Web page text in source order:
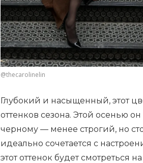
@thecarolinelin
Глубокий и насыщенный, этот
оттенков сезона. Этой осенью
черному — менее строгий, но
идеально сочетается с
этот оттенок будет